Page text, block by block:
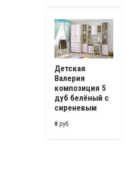
Детская
Валерия
композиция 5
дуб белёный с
сиреневым
0 руб.